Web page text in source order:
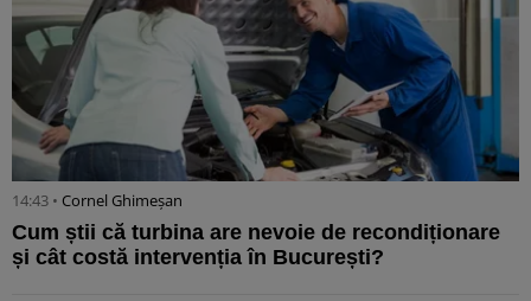
14:43 • Cornel Ghimeșan
Cum știi că turbina are nevoie de recondiționare
și cât costă intervenția în București?